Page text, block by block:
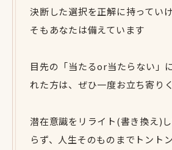
決断した選択を正解に持ってい
そもあなたは備えています
目先の「当たるor当たらない」
れた方は、ぜひ一度お立ち寄り
潜在意識をリライト(書き換え)
らず、人生そのものまでトント